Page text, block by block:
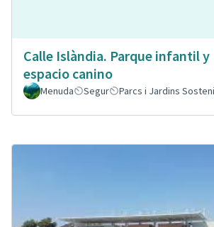
Calle Islàndia. Parque infantil y
espacio canino
Menuda Segur Parcs i Jardins